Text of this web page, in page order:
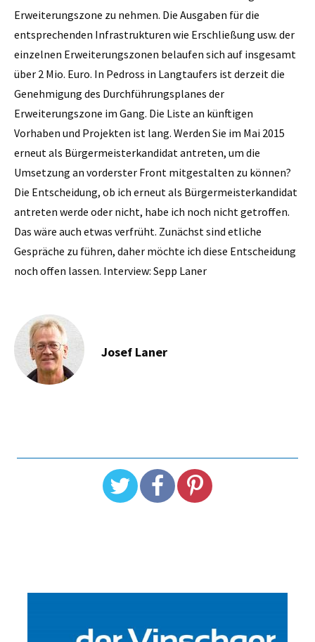
Erweiterungszone zu nehmen. Die Ausgaben für die
entsprechenden Infrastrukturen wie Erschließung usw. der
einzelnen Erweiterungszonen belaufen sich auf insgesamt
über 2 Mio. Euro. In Pedross in Langtaufers ist derzeit die
Genehmigung des Durchführungsplanes der
Erweiterungszone im Gang. Die Liste an künftigen
Vorhaben und Projekten ist lang. Werden Sie im Mai 2015
erneut als Bürgermeisterkandidat antreten, um die
Umsetzung an vorderster Front mitgestalten zu können?
Die Entscheidung, ob ich erneut als Bürgermeisterkandidat
antreten werde oder nicht, habe ich noch nicht getroffen.
Das wäre auch etwas verfrüht. Zunächst sind etliche
Gespräche zu führen, daher möchte ich diese Entscheidung
noch offen lassen. Interview: Sepp Laner
Josef Laner